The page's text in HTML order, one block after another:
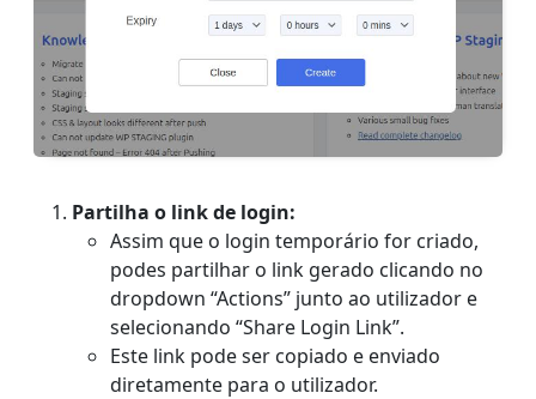
Partilha o link de login:
Assim que o login temporário for criado,
podes partilhar o link gerado clicando no
dropdown “Actions” junto ao utilizador e
selecionando “Share Login Link”.
Este link pode ser copiado e enviado
diretamente para o utilizador.